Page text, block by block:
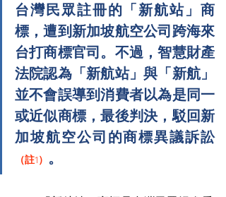
台灣民眾註冊的「新航站」商
標，遭到新加坡航空公司跨海來
台打商標官司。不過，智慧財產
法院認為「新航站」與「新航」
並不會誤導到消費者以為是同一
或近似商標，最後判決，駁回新
加坡航空公司的商標異議訴訟
（註1） 。